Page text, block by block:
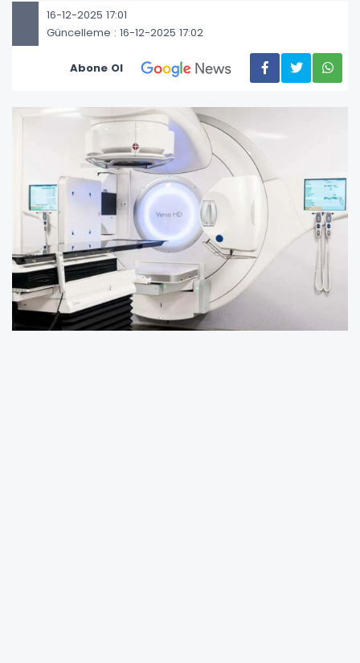
16-12-2025 17:01
Güncelleme : 16-12-2025 17:02
Abone Ol